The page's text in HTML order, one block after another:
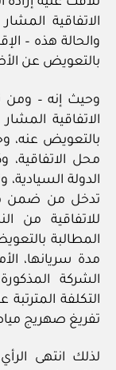
الاتفاقية
والحالة هذه –
بالتعويض عن
الاتفاقية
بالتعويض عنه،
محل الاتفاقية،
الدولة
تدخل من ضمن
للاتفاقية من
المطالبة
مدة سريانها،
الشركة
التكلفة
تفريغ صهريج
لذلك انتهى